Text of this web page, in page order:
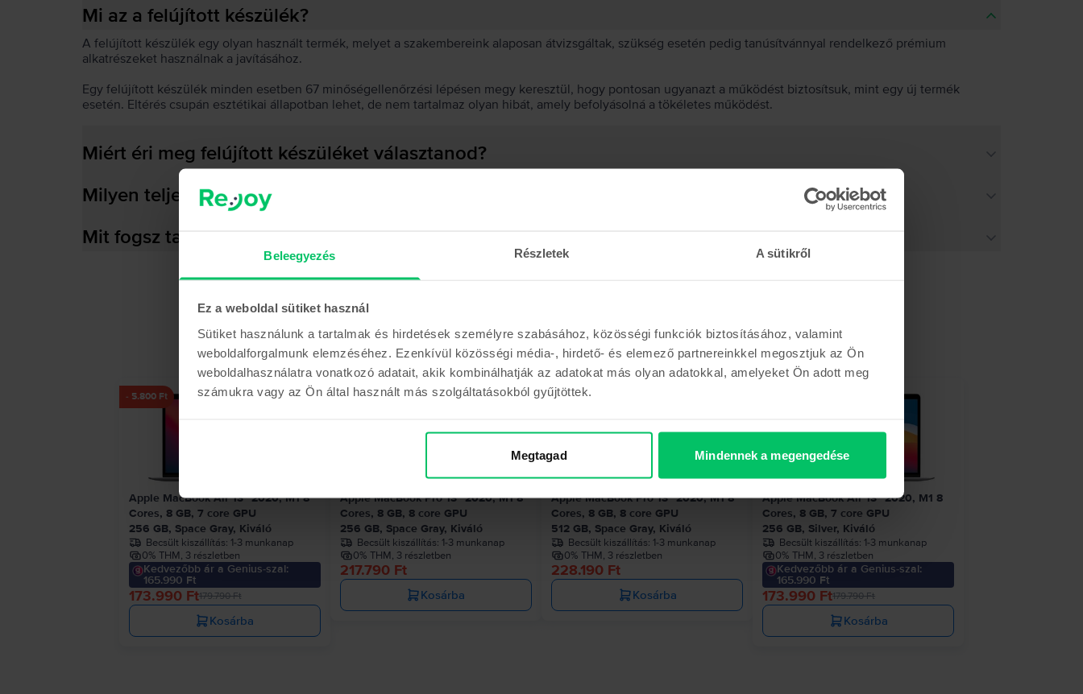
Beleegyezés Részletek A sütikről
Ez a weboldal sütiket használ
Sütiket használunk a tartalmak és hirdetések személyre szabásához, közösségi funkciók biztosításához, valamint
weboldalforgalmunk elemzéséhez. Ezenkívül közösségi média-, hirdető- és elemező partnereinkkel megosztjuk az Ön
weboldalhasználatra vonatkozó adatait, akik kombinálhatják az adatokat más olyan adatokkal, amelyeket Ön adott meg
számukra vagy az Ön által használt más szolgáltatásokból gyűjtöttek.
Megtagad Mindennek a megengedése
Mi az a felújított készülék?
A felújított készülék egy olyan használt termék, melyet a szakembereink alaposan átvizsgáltak, szükség esetén pedig tanúsítvánnyal rendelkező prémium
alkatrészeket használnak a javításához.
Egy felújított készülék minden esetben 67 minőségellenőrzési lépésen megy keresztül, hogy pontosan ugyanazt a működést biztosítsuk, mint egy új termék
esetén. Eltérés csupán esztétikai állapotban lehet, de nem tartalmaz olyan hibát, amely befolyásolná a tökéletes működést.
Miért éri meg felújított készüléket választanod?
Milyen teljesítményre képes az akkumulátor?
Mit fogsz találni a dobozban?
Hasonló termékek
- 5.800 Ft
Apple MacBook Air 13″ 2020, M1 8
Cores, 8 GB, 7 core GPU
256 GB, Space Gray, Kiváló
Becsült kiszállítás: 1-3 munkanap
0% THM, 3 részletben
Kedvezőbb ár a Genius-szal:
165.990 Ft
173.990 Ft179.790 Ft
Kosárba
Apple MacBook Pro 13″ 2020, M1 8
Cores, 8 GB, 8 core GPU
256 GB, Space Gray, Kiváló
Becsült kiszállítás: 1-3 munkanap
0% THM, 3 részletben
217.790 Ft
Kosárba
Apple MacBook Pro 13″ 2020, M1 8
Cores, 8 GB, 8 core GPU
512 GB, Space Gray, Kiváló
Becsült kiszállítás: 1-3 munkanap
0% THM, 3 részletben
228.190 Ft
Kosárba
Apple MacBook Air 13″ 2020, M1 8
Cores, 8 GB, 7 core GPU
256 GB, Silver, Kiváló
Becsült kiszállítás: 1-3 munkanap
0% THM, 3 részletben
Kedvezőbb ár a Genius-szal:
165.990 Ft
173.990 Ft179.790 Ft
Kosárba